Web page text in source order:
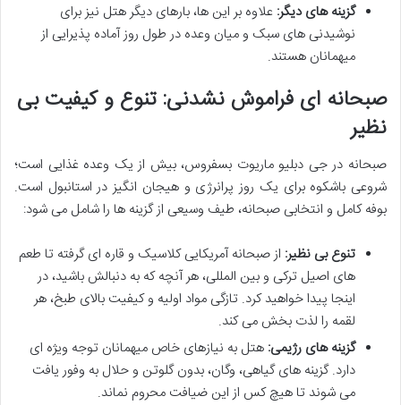
گزینه های دیگر: علاوه بر این ها، بارهای دیگر هتل نیز برای
نوشیدنی های سبک و میان وعده در طول روز آماده پذیرایی از
میهمانان هستند.
صبحانه ای فراموش نشدنی: تنوع و کیفیت بی
نظیر
صبحانه در جی دبلیو ماریوت بسفروس، بیش از یک وعده غذایی است؛
شروعی باشکوه برای یک روز پرانرژی و هیجان انگیز در استانبول است.
بوفه کامل و انتخابی صبحانه، طیف وسیعی از گزینه ها را شامل می شود:
تنوع بی نظیر: از صبحانه آمریکایی کلاسیک و قاره ای گرفته تا طعم
های اصیل ترکی و بین المللی، هر آنچه که به دنبالش باشید، در
اینجا پیدا خواهید کرد. تازگی مواد اولیه و کیفیت بالای طبخ، هر
لقمه را لذت بخش می کند.
گزینه های رژیمی: هتل به نیازهای خاص میهمانان توجه ویژه ای
دارد. گزینه های گیاهی، وگان، بدون گلوتن و حلال به وفور یافت
می شوند تا هیچ کس از این ضیافت محروم نماند.